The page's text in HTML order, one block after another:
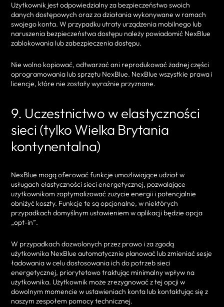
Użytkownik jest odpowiedzialny za bezpieczeństwo swoich
danych dostępowych oraz za działania wykonywane w ramach
swojego konta. W przypadku utraty urządzenia mobilnego lub
naruszenia bezpieczeństwa dostępu należy powiadomić NexBlue
zablokowania lub zabezpieczenia dostępu.
Nie wolno kopiować, odtwarzać ani reprodukować żadnej części
oprogramowania lub sprzętu NexBlue. NexBlue wszystkie prawa i
licencje, które nie zostały wyraźnie przyznane.
9. Uczestnictwo w elastyczności
sieci (tylko Wielka Brytania
kontynentalna)
NexBlue mogą oferować funkcje umożliwiające udział w
usługach elastyczności sieci energetycznej, pozwalające
użytkownikom zoptymalizować zużycie energii i potencjalnie
obniżyć koszty. Funkcje te są opcjonalne, w niektórych
przypadkach domyślnym ustawieniem w aplikacji będzie opcja
„opt-in”.
W przypadkach dozwolonych przez prawo i za zgodą
użytkownika NexBlue automatycznie planować lub zmieniać sesje
ładowania w celu dostosowania ich do potrzeb sieci
energetycznej, priorytetowo traktując minimalny wpływ na
użytkownika. Użytkownik może zrezygnować z tej opcji w
dowolnym momencie w ustawieniach konta lub kontaktując się z
naszym zespołem pomocy technicznej.